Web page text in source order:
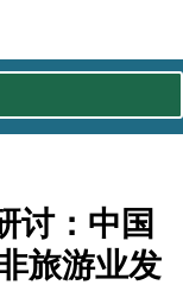
讨：中国
旅游业发